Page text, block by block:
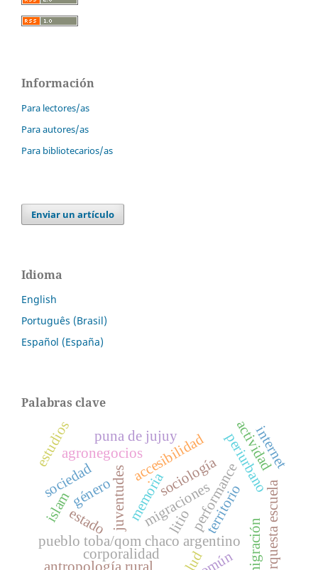
Información
Para lectores/as
Para autores/as
Para bibliotecarios/as
Enviar un artículo
Idioma
English
Português (Brasil)
Español (España)
Palabras clave
pueblo toba/qom chaco argentino
memoria
corporalidad
performance
migraciones
juventudes territorio
accesibilidad
género
migración
antropología rural
agronegocios periurbano
litio
actividad
sociedad .
internet
estado
puna de jujuy
islam
estudios
sociología
orquesta escuela